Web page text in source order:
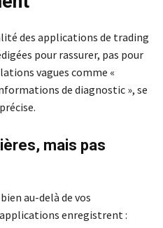
des applications de trading
pour rassurer, pas pour
vagues comme «
de diagnostic », se
mais pas
au-delà de vos
enregistrent :